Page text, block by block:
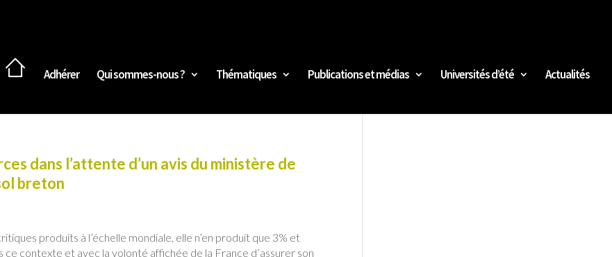
Adhérer Qui sommes-nous ? Thématiques Publications et médias Universités d’été Actualités
dans l’attente d’un avis du ministère de
breton
produits à l’échelle mondiale, elle n’en produit que 3% et
ce contexte et avec la volonté affichée de la France d’assurer son